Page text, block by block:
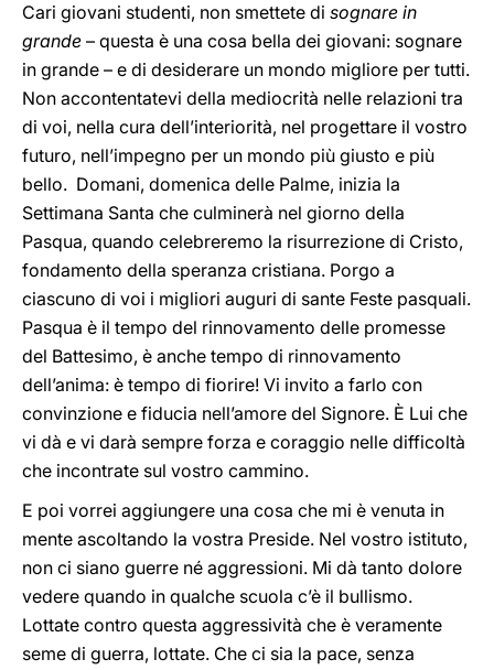
Cari giovani studenti, non smettete di sognare in
grande – questa è una cosa bella dei giovani: sognare
in grande – e di desiderare un mondo migliore per tutti.
Non accontentatevi della mediocrità nelle relazioni tra
di voi, nella cura dell’interiorità, nel progettare il vostro
futuro, nell’impegno per un mondo più giusto e più
bello. Domani, domenica delle Palme, inizia la
Settimana Santa che culminerà nel giorno della
Pasqua, quando celebreremo la risurrezione di Cristo,
fondamento della speranza cristiana. Porgo a
ciascuno di voi i migliori auguri di sante Feste pasquali.
Pasqua è il tempo del rinnovamento delle promesse
del Battesimo, è anche tempo di rinnovamento
dell’anima: è tempo di fiorire! Vi invito a farlo con
convinzione e fiducia nell’amore del Signore. È Lui che
vi dà e vi darà sempre forza e coraggio nelle difficoltà
che incontrate sul vostro cammino.
E poi vorrei aggiungere una cosa che mi è venuta in
mente ascoltando la vostra Preside. Nel vostro istituto,
non ci siano guerre né aggressioni. Mi dà tanto dolore
vedere quando in qualche scuola c’è il bullismo.
Lottate contro questa aggressività che è veramente
seme di guerra, lottate. Che ci sia la pace, senza